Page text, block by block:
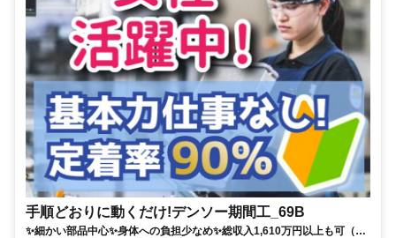
手順どおりに動くだけ!デンソー期間工_69B
✨細かい部品中心✨身体への負担少なめ✨総収入1,610万円以上も可（3